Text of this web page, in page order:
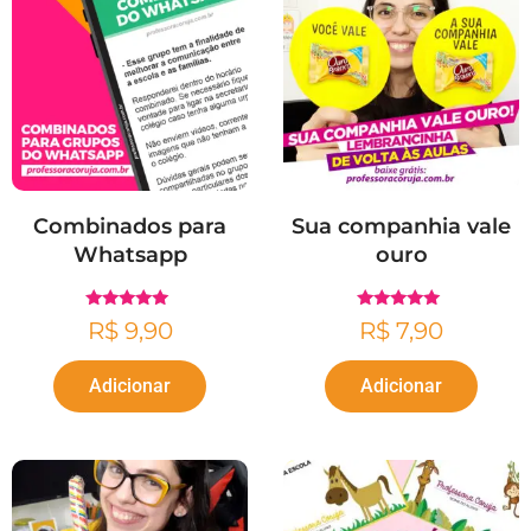
Combinados para
Whatsapp
Avaliação
4.79
R$9,90
Adicionar
Sua companhia vale
ouro
Avaliação
5.00
R$ 7,90
Adicionar